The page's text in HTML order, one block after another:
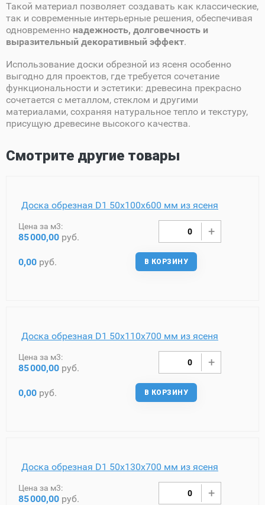
Такой материал позволяет создавать как классические,
так и современные интерьерные решения, обеспечивая
одновременно надежность, долговечность и
выразительный декоративный эффект.
Использование доски обрезной из ясеня особенно
выгодно для проектов, где требуется сочетание
функциональности и эстетики: древесина прекрасно
сочетается с металлом, стеклом и другими
материалами, сохраняя натуральное тепло и текстуру,
присущую древесине высокого качества.
Смотрите другие товары
Доска обрезная D1 50х100х600 мм из ясеня
Цена за м3:
85000,00 руб.
0,00 руб. В КОРЗИНУ
Доска обрезная D1 50х110х700 мм из ясеня
Цена за м3:
85000,00 руб.
0,00 руб. В КОРЗИНУ
Доска обрезная D1 50х130х700 мм из ясеня
Цена за м3:
85000,00 руб.